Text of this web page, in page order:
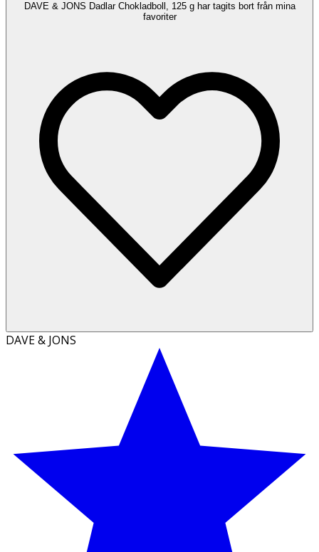
DAVE & JONS Dadlar Chokladboll, 125 g har tagits bort från mina
favoriter
DAVE & JONS